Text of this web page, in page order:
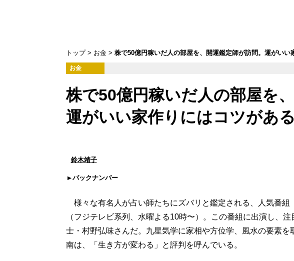
トップ お金 株で50億円稼いだ人の部屋を、開運鑑定師が訪問。運がいい
お金
株で50億円稼いだ人の部屋を
運がいい家作りにはコツがある
鈴木靖子
バックナンバー
様々な有名人が占い師たちにズバリと鑑定される、人気番組
（フジテレビ系列、水曜よる10時〜）。この番組に出演し、
士・村野弘味さんだ。九星気学に家相や方位学、風水の要素
南は、「生き方が変わる」と評判を呼んでいる。